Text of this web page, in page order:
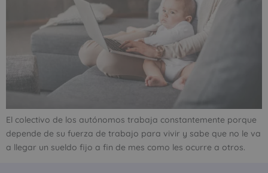
El colectivo de los autónomos trabaja constantemente porque
depende de su fuerza de trabajo para vivir y sabe que no le va
a llegar un sueldo fijo a fin de mes como les ocurre a otros.